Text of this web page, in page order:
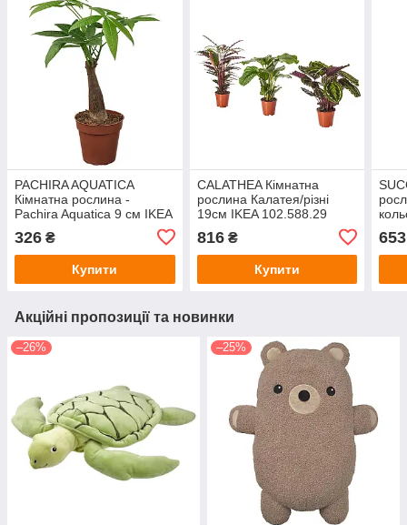
PACHIRA AQUATICA
Кімнатна рослина -
Pachira Aquatica 9 см IKEA
326 ₴
Купити
CALATHEA Кімнатна
рослина Калатея/різні
19см IKEA 102.588.29
816₴
Купити
653
Акційні пропозиції та новинки
–26% –25%